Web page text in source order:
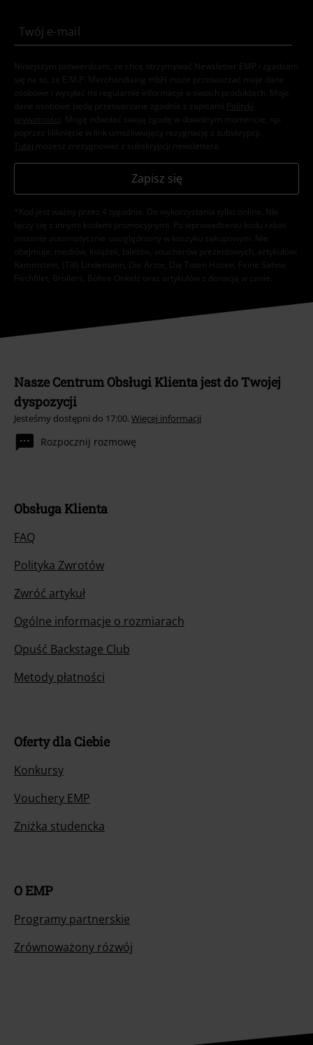
Niniejszym potwierdzam, że chcę otrzymywać Newsletter EMP i zgadzam
się na to, że E.M.P. Merchandising mbH może przetwarzać moje dane
osobowe i wysyłać mi regularnie informacje o swoich produktach. Moje
dane osobowe będą przetwarzane zgodnie z zapisami
Polityki
prywatności . Mogę odwołać swoją zgodę w dowolnym momencie, np.
poprzez kliknięcie w link umożliwiający rezygnację z subskrypcji.
Tutaj możesz zrezygnować z subskrypcji newslettera.
Zapisz się
*Kod jest ważny przez 4 tygodnie. Do wykorzystania tylko online. NIe
łączy się z innymi kodami promocyjnymi. Po wprowadzeniu kodu rabat
zostanie automatycznie uwzględniony w koszyku zakupowym. Nie
obejmuje: mediów, książek, biletów, voucherów prezentowych, artykułów:
Rammstein, (Till) Lindemann, Die Ärzte, Die Toten Hosen, Feine Sahne
Fischfilet, Broilers, Böhse Onkelz oraz artykułów z donacją w cenie.
Nasze Centrum Obsługi Klienta jest do Twojej
dyspozycji
Jesteśmy dostępni do 17:00. Więcej informacji
Rozpocznij rozmowę
Obsługa Klienta
FAQ
Polityka Zwrotów
Zwróć artykuł
Ogólne informacje o rozmiarach
Opuść Backstage Club
Metody płatności
Oferty dla Ciebie
Konkursy
Vouchery EMP
Zniżka studencka
O EMP
Programy partnerskie
Zrównoważony rózwój